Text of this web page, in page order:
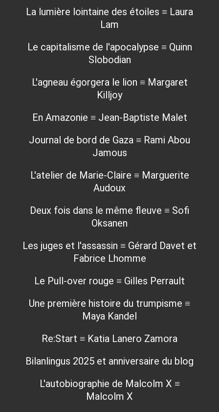
La lumière lointaine des étoiles ≡ Laura
Lam
Le capitalisme de l'apocalypse ≡ Quinn
Slobodian
L'agneau égorgera le lion ≡ Margaret
Killjoy
En Amazonie ≡ Jean-Baptiste Malet
Journal de bord de Gaza ≡ Rami Abou
Jamous
L'atelier de Marie-Claire ≡ Marguerite
Audoux
Deux fois dans le même fleuve ≡ Sofi
Oksanen
Les juges et l'assassin ≡ Gérard Davet et
Fabrice Lhomme
Le Pull-over rouge ≡ Gilles Perrault
Une première histoire du trumpisme ≡
Maya Kandel
Re:Start ≡ Katia Lanero Zamora
Bilanlingus 2025 et anniversaire du blog
L'autobiographie de Malcolm X ≡
Malcolm X